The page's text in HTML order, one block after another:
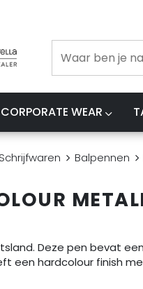
CORPORATE WEAR
Schrijfwaren Balpennen
Deze pen bevat een
een hardcolour finish